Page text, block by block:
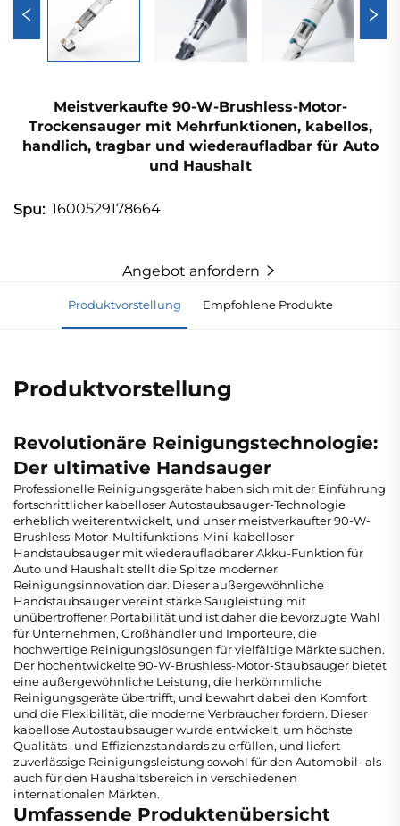
Meistverkaufte 90-W-Brushless-Motor-
Trockensauger mit Mehrfunktionen, kabellos,
handlich, tragbar und wiederaufladbar für Auto
und Haushalt
Spu: 1600529178664
Angebot anfordern
Produktvorstellung Empfohlene Produkte
Produktvorstellung
Revolutionäre Reinigungstechnologie:
Der ultimative Handsauger
Professionelle Reinigungsgeräte haben sich mit der Einführung
fortschrittlicher kabelloser Autostaubsauger-Technologie
erheblich weiterentwickelt, und unser meistverkaufter 90-W-
Brushless-Motor-Multifunktions-Mini-kabelloser
Handstaubsauger mit wiederaufladbarer Akku-Funktion für
Auto und Haushalt stellt die Spitze moderner
Reinigungsinnovation dar. Dieser außergewöhnliche
Handstaubsauger vereint starke Saugleistung mit
unübertroffener Portabilität und ist daher die bevorzugte Wahl
für Unternehmen, Großhändler und Importeure, die
hochwertige Reinigungslösungen für vielfältige Märkte suchen.
Der hochentwickelte 90-W-Brushless-Motor-Staubsauger bietet
eine außergewöhnliche Leistung, die herkömmliche
Reinigungsgeräte übertrifft, und bewahrt dabei den Komfort
und die Flexibilität, die moderne Verbraucher fordern. Dieser
kabellose Autostaubsauger wurde entwickelt, um höchste
Qualitäts- und Effizienzstandards zu erfüllen, und liefert
zuverlässige Reinigungsleistung sowohl für den Automobil- als
auch für den Haushaltsbereich in verschiedenen
internationalen Märkten.
Umfassende Produktenübersicht